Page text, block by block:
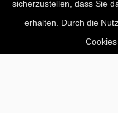
sicherzustellen, dass Sie
erhalten. Durch die
Cookies